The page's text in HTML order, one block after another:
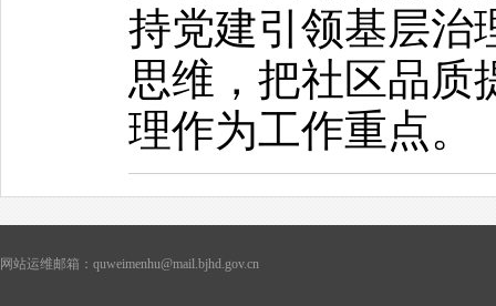
持党建引领基层治
思维，把社区品质
理作为工作重点。
网站运维邮箱：quweimenhu@mail.bjhd.gov.cn